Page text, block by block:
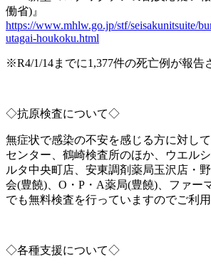
働省) 』
https://www.mhlw.go.jp/stf/seisakunitsuite/
utagai-houkoku.html
※R4/1/14までに1,377件の死亡例が報告
◇抗原検査について◇
無症状で感染の不安を感じる方に対して
センター、鶴崎検査所のほか、ウエル
ルタ中央町店、安東調剤薬局玉沢店・
会(豊饒) O ・ P ・ A薬局(豊饒) 、ファー
でも無料検査を行っていますのでご利用
◇各種支援について◇